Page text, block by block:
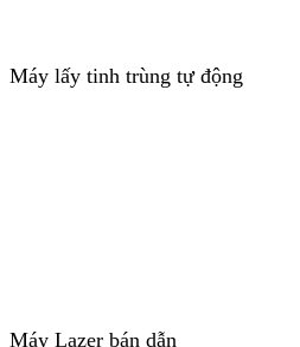
Máy lấy tinh trùng tự động
Máy Lazer bán dẫn